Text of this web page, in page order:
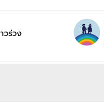
วร่วง